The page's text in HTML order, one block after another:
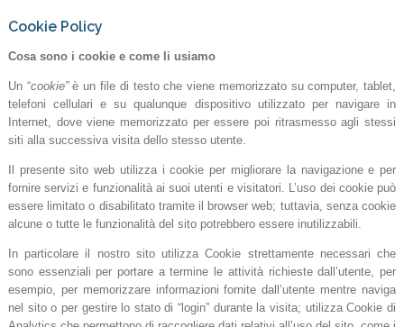
Cookie Policy
Cosa sono i cookie e come li usiamo
Un “cookie”è un file di testo che viene memorizzato su computer, tablet,
telefoni cellulari e su qualunque dispositivo utilizzato per navigare in
Internet, dove viene memorizzato per essere poi ritrasmesso agli stessi
siti alla successiva visita dello stesso utente.
Il presente sito web utilizza i cookie per migliorare la navigazione e per
fornire servizi e funzionalità ai suoi utenti e visitatori. L’uso dei cookie può
essere limitato o disabilitato tramite il browser web; tuttavia, senza cookie
alcune o tutte le funzionalità del sito potrebbero essere inutilizzabili.
In particolare il nostro sito utilizza Cookie strettamente necessari che
sono essenziali per portare a termine le attività richieste dall’utente, per
esempio, per memorizzare informazioni fornite dall’utente mentre naviga
nel sito o per gestire lo stato di “login” durante la visita; utilizza Cookie di